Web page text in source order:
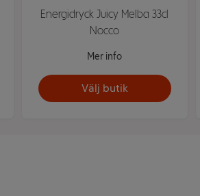
Energidryck Juicy Melba 33cl
Nocco
Mer info
Välj butik